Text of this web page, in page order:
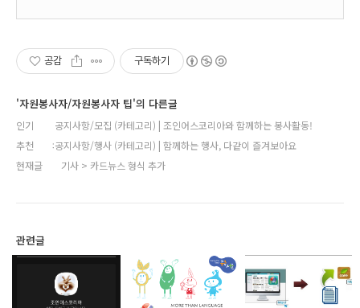
공감 구독하기
'자원봉사자/자원봉사자 팁'의 다른글
인기
공지사항/모집 (카테고리) | 조인어스코리아와 함께하는 봉사활동!
추천
공지사항/행사 (카테고리) | 함께하는 행사, 다같이 즐겨보아요
현재글
기사 > 카드뉴스 형식 추가
관련글